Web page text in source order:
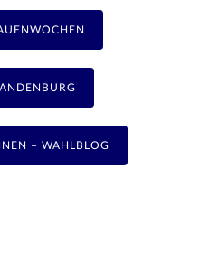
– WAHLBLOG